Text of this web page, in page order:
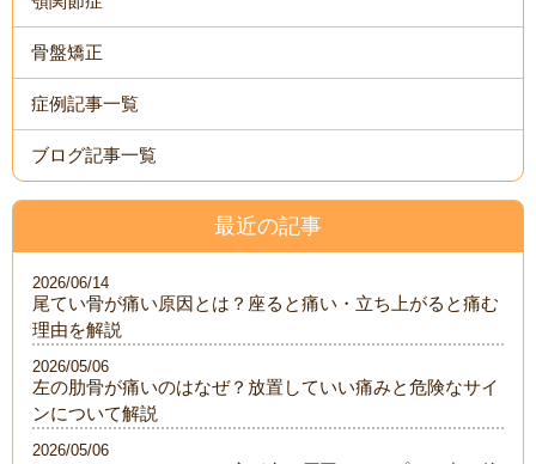
骨盤矯正
症例記事一覧
ブログ記事一覧
最近の記事
尾てい骨が痛い原因とは？座ると痛い・立ち上がると痛む
理由を解説
2026/06/14
左の肋骨が痛いのはなぜ？放置していい痛みと危険なサイ
ンについて解説
2026/05/06
2026/05/06